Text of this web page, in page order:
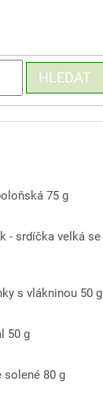
HLEDAT
75 g
- srdíčka velká se
s vlákninou 50 g
50 g
solené 80 g